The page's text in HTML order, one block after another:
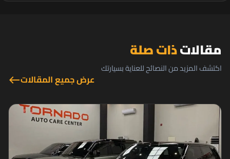
مقالاتذات صلة
اكتشف المزيد من النصائح للعناية بسيارتك
عرض جميع المقالاتwest